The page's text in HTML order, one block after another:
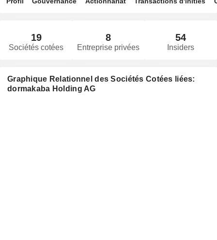
19
Sociétés cotées
8
Entreprise privées
54
Insiders
Graphique Relationnel des Sociétés Cotées liées:
dormakaba Holding AG